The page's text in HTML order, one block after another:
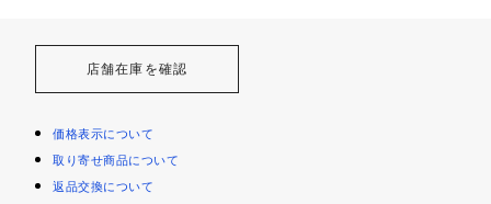
店舗在庫を確認
価格表示について
取り寄せ商品について
返品交換について